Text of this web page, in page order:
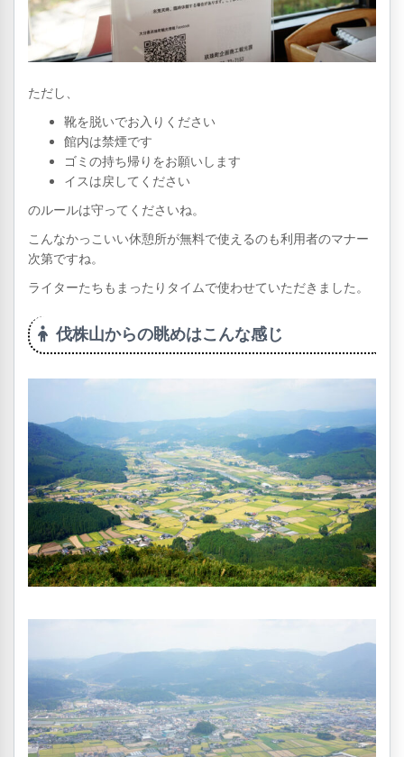
ただし、
靴を脱いでお入りください
館内は禁煙です
ゴミの持ち帰りをお願いします
イスは戻してください
のルールは守ってくださいね。
こんなかっこいい休憩所が無料で使えるのも利用者のマナー
次第ですね。
ライターたちもまったりタイムで使わせていただきました。
伐株山からの眺めはこんな感じ